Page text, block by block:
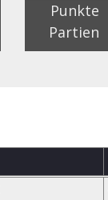
Punkte
Partien